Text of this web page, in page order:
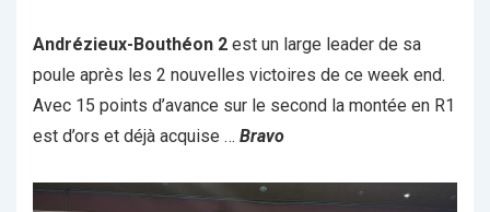
Andrézieux-Bouthéon 2 est un large leader de sa
poule après les 2 nouvelles victoires de ce week end.
Avec 15 points d’avance sur le second la montée en R1
est d’ors et déjà acquise … Bravo